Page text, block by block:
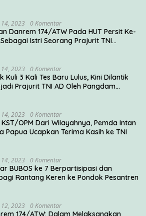
2023 0 Komentar
Danrem 174/ATW Pada HUT Persit Ke-
Istri Seorang Prajurit TNI
2023 0 Komentar
Kuli 3 Kali Tes Baru Lulus, Kini Dilantik
Prajurit TNI AD Oleh Pangdam
2023 0 Komentar
KST/OPM Dari Wilayahnya, Pemda Intan
Papua Ucapkan Terima Kasih ke TNI
2023 0 Komentar
BUBOS ke 7 Berpartisipasi dan
Rantang Keren ke Pondok Pesantren
2023 0 Komentar
174/ATW: Dalam Melaksanakan